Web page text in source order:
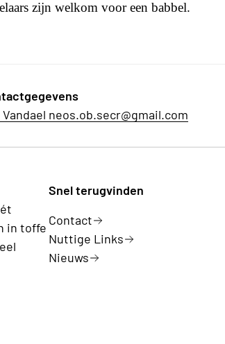
zijn welkom voor een babbel.
neos.ob.secr@gmail.com
in toffe
Snel terugvinden
Contact
Nuttige Links
Nieuws